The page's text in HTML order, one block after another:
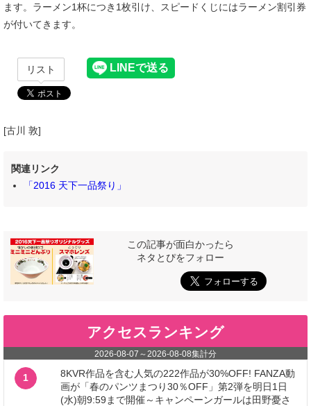
ます。ラーメン1杯につき1枚引け、スピードくじにはラーメン割引券
が付いてきます。
リスト
[古川 敦]
関連リンク
「2016 天下一品祭り」
この記事が面白かったら
ネタとぴをフォロー
アクセスランキング
2026-08-07 ～ 2026-08-08集計分
1
8KVR作品を含む人気の222作品が30%OFF! FANZA動
画が「春のパンツまつり30％OFF」第2弾を明日1日
(水)朝9:59まで開催～キャンペーンガールは田野憂さ